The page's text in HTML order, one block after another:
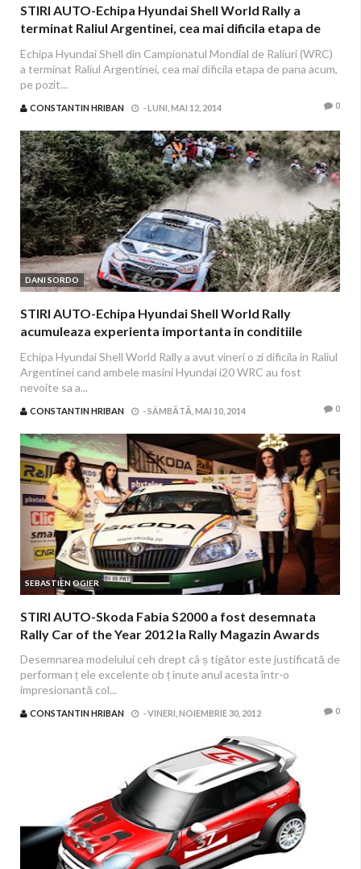
STIRI AUTO-Echipa Hyundai Shell World Rally a
terminat Raliul Argentinei, cea mai dificila etapa de
Echipa Hyundai Shell din Campionatul Mondial de Raliuri (WRC)
a terminat Raliul Argentinei, cea mai dificila etapa de pana acum,
pe pozit...
CONSTANTIN HRIBAN -LUNI, MAI 12, 2014 0
DANI SORDO
STIRI AUTO-Echipa Hyundai Shell World Rally
acumuleaza experienta importanta in conditiile
Echipa Hyundai Shell World Rally a avut vineri o zi dificila in Raliul
Argentinei cand ambele masini Hyundai i20 WRC au fost
nevoite sa a...
CONSTANTIN HRIBAN -SÂMBĂTĂ, MAI 10, 2014 0
SEBASTIEN OGIER
STIRI AUTO-Skoda Fabia S2000 a fost desemnata
Rally Car of the Year 2012 la Rally Magazin Awards
Desemnarea modelului ceh drept câ ș tigător este justificată de
performan ț ele excelente ob ț inute anul acesta într-o
impresionantă col...
CONSTANTIN HRIBAN -VINERI, NOIEMBRIE 30, 2012 0